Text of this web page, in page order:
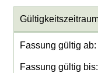
Fassung gültig
Fassung gültig